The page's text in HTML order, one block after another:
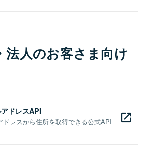
法人のお客さま向け
ドレスAPI
ドレスから住所を取得できる公式API